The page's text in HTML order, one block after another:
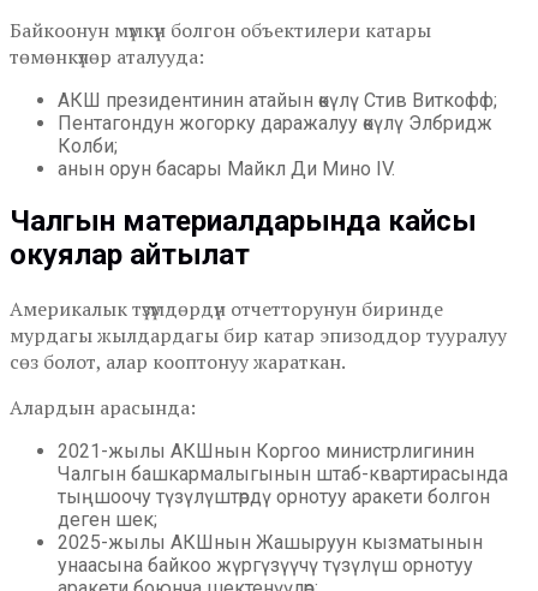
Байкоонун мүмкүн болгон объектилери катары
төмөнкүлөр аталууда:
АКШ президентинин атайын өкүлү Стив Виткофф;
Пентагондун жогорку даражалуу өкүлү Элбридж
Колби;
анын орун басары Майкл Ди Мино IV.
Чалгын материалдарында кайсы
окуялар айтылат
Америкалык түзүмдөрдүн отчетторунун биринде
мурдагы жылдардагы бир катар эпизоддор тууралуу
сөз болот, алар кооптонуу жараткан.
Алардын арасында:
2021-жылы АКШнын Коргоо министрлигинин
Чалгын башкармалыгынын штаб-квартирасында
тыңшоочу түзүлүштөрдү орнотуу аракети болгон
деген шек;
2025-жылы АКШнын Жашыруун кызматынын
унаасына байкоо жүргүзүүчү түзүлүш орнотуу